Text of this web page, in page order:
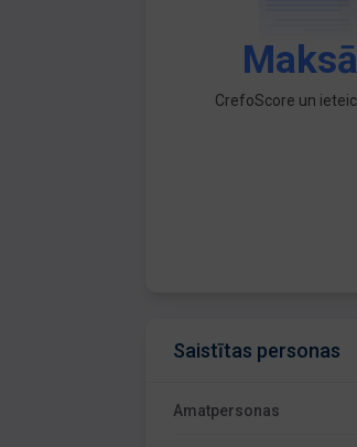
CrefoScore un
Saistītas personas
Amatpersonas